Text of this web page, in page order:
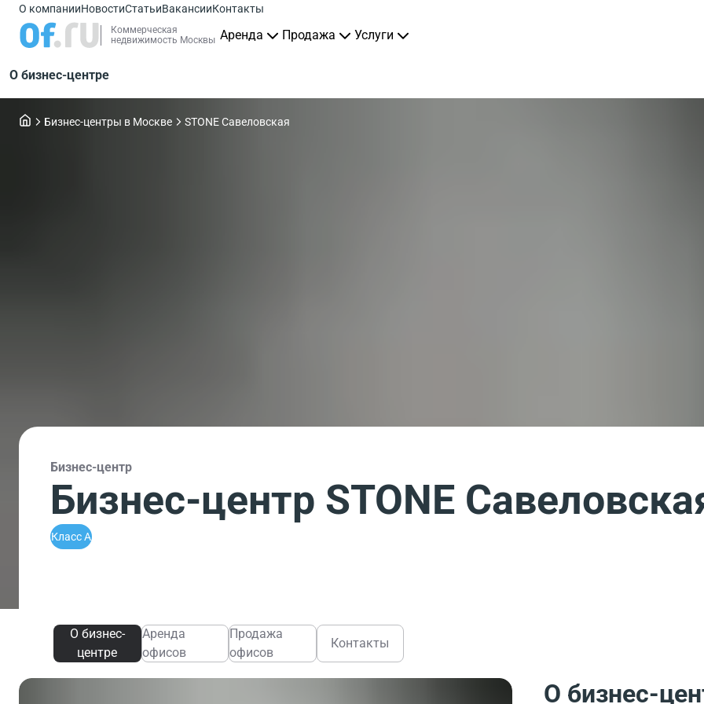
О компанииНовостиСтатьиВакансииКонтакты
Коммерческая
недвижимость Москвы Аренда Продажа Услуги
О бизнес-центре
Бизнес-центры в Москве STONE Савеловская
Бизнес-центр
Бизнес-центр STONE
Класс A
О бизнес-
центре
Аренда
офисов
Продажа
офисов
Контакты
О бизнес-